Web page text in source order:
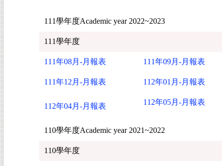
111學年度Academic year 2022~2023
111學年度
111年08月-月報表 111年09月-月報表
111年12月-月報表 112年01月-月報表
112年04月-月報表 112年05月-月報表
110學年度Academic year 2021~2022
110學年度